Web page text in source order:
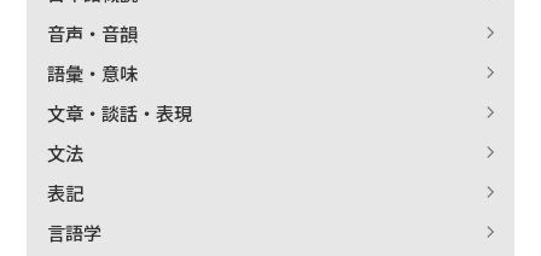
音声・音韻
語彙・意味
文章・談話・表現
文法
表記
言語学